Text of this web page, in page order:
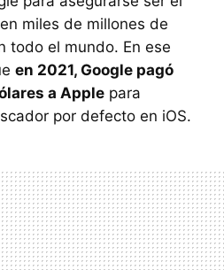
miles de millones de
todo el mundo. En ese
en 2021, Google pagó
a Apple para
por defecto en iOS.